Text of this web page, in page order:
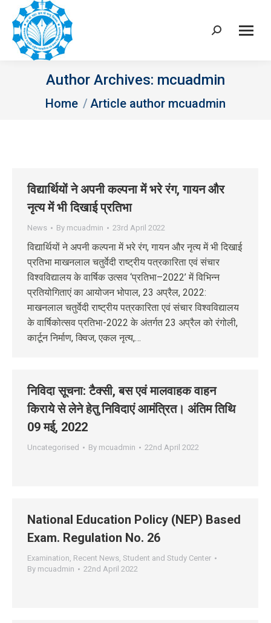
Search:
Author Archives: mcuadmin
You are here:
Home Article author mcuadmin
विद्यार्थियों ने अपनी कल्पना में भरे रंग, गायन और
नृत्य में भी दिखाई प्रतिभा
News By mcuadmin 23rd April 2022
विद्यार्थियों ने अपनी कल्पना में भरे रंग, गायन और नृत्य में भी दिखाई
प्रतिभा माखनलाल चतुर्वेदी राष्ट्रीय पत्रकारिता एवं संचार
विश्वविद्यालय के वार्षिक उत्सव ‘प्रतिभा–2022’ में विभिन्न
प्रतियोगिताएं का आयोजन भोपाल, 23 अप्रैल, 2022:
माखनलाल चतुर्वेदी राष्ट्रीय पत्रकारिता एवं संचार विश्वविद्यालय
के वार्षिकोत्सव प्रतिभा-2022 के अंतर्गत 23 अप्रैल को रंगोली,
कार्टून निर्माण, क्विज, एकल नृत्य,…
निविदा सूचना: टैक्सी, बस एवं मालवाहक वाहन
किराये से लेने हेतु निविदाएं आमंत्रित। अंतिम तिथि
09 मई, 2022
Uncategorised By mcuadmin 22nd April 2022
National Education Policy (NEP) Based
Exam. Regulation No. 26
Examination, Recent News, Student and Study Center
By mcuadmin 22nd April 2022